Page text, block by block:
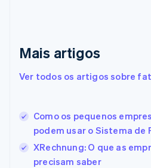
Mais artigos
Ver todos os artigos sobre
Como os pequenos
podem usar o Sistema de
XRechnung: O que as
precisam saber
Eslováquia
English
EnglishItaliano
Estados Unidos
EnglishEspañol 简体中文
Estônia
English
Finlândia